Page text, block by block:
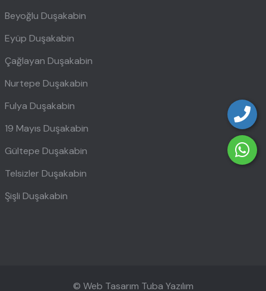
Beyoğlu Duşakabin
Eyüp Duşakabin
Çağlayan Duşakabin
Nurtepe Duşakabin
Fulya Duşakabin
19 Mayıs Duşakabin
Gültepe Duşakabin
Telsizler Duşakabin
Şişli Duşakabin
© Web Tasarım Tuba Yazılım